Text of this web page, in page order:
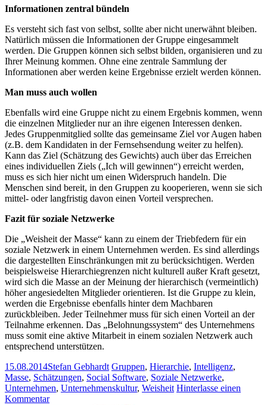
Informationen zentral bündeln
Es versteht sich fast von selbst, sollte aber nicht unerwähnt bleiben.
Natürlich müssen die Informationen der Gruppe eingesammelt
werden. Die Gruppen können sich selbst bilden, organisieren und zu
Ihrer Meinung kommen. Ohne eine zentrale Sammlung der
Informationen aber werden keine Ergebnisse erzielt werden können.
Man muss auch wollen
Ebenfalls wird eine Gruppe nicht zu einem Ergebnis kommen, wenn
die einzelnen Mitglieder nur an ihre eigenen Interessen denken.
Jedes Gruppenmitglied sollte das gemeinsame Ziel vor Augen haben
(z.B. dem Kandidaten in der Fernsehsendung weiter zu helfen).
Kann das Ziel (Schätzung des Gewichts) auch über das Erreichen
eines individuellen Ziels („Ich will gewinnen“) erreicht werden,
muss es sich hier nicht um einen Widerspruch handeln. Die
Menschen sind bereit, in den Gruppen zu kooperieren, wenn sie sich
mittel- oder langfristig davon einen Vorteil versprechen.
Fazit für soziale Netzwerke
Die „Weisheit der Masse“ kann zu einem der Triebfedern für ein
soziale Netzwerk in einem Unternehmen werden. Es sind allerdings
die dargestellten Einschränkungen mit zu berücksichtigen. Werden
beispielsweise Hierarchiegrenzen nicht kulturell außer Kraft gesetzt,
wird sich die Masse an der Meinung der hierarchisch (vermeintlich)
höher angesiedelten Mitglieder orientieren. Ist die Gruppe zu klein,
werden die Ergebnisse ebenfalls hinter dem Machbaren
zurückbleiben. Jeder Teilnehmer muss für sich einen Vorteil an der
Teilnahme erkennen. Das „Belohnungssystem“ des Unternehmens
muss somit eine aktive Mitarbeit in einem sozialen Netzwerk auch
entsprechend unterstützen.
15.08.2014Stefan Gebhardt Gruppen, Hierarchie, Intelligenz,
Masse, Schätzungen, Social Software, Soziale Netzwerke,
Unternehmen, Unternehmenskultur, Weisheit Hinterlasse einen
Kommentar